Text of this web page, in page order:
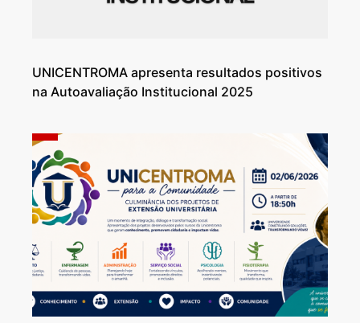
UNICENTROMA apresenta resultados positivos
na Autoavaliação Institucional 2025